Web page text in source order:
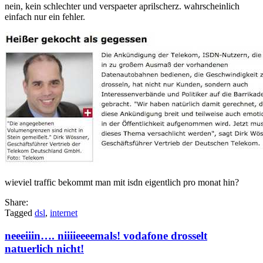
jetzt
isdn
gedrosselt!
nein, kein schlechter und verspaeter aprilscherz. wahrscheinlich
einfach nur ein fehler.
wieviel traffic bekommt man mit isdn eigentlich pro monat hin?
Share:
Tagged dsl, internet
neeeiiin…. niiiieeeemals! vodafone drosselt
natuerlich nicht!